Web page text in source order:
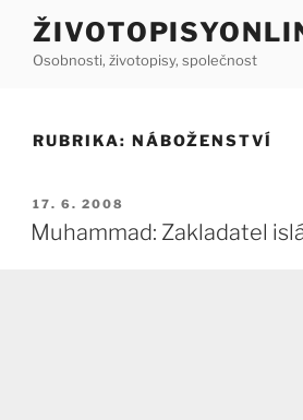
Přejít
obsahuOsobnosti, životopisy, společnost
RUBRIKA: NÁBOŽENSTVÍ
PUBLIKOVÁNO
17. 6. 2008
Muhammad: Zakladatel